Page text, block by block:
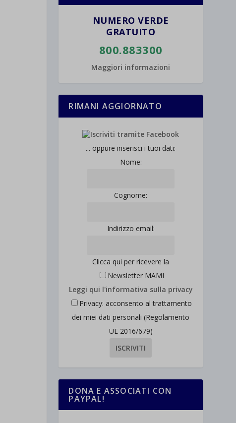
NUMERO VERDE
GRATUITO
800.883300
Maggiori informazioni
RIMANI AGGIORNATO
... oppure inserisci i tuoi dati:
Nome:
Cognome:
Indirizzo email:
Clicca qui per ricevere la
Newsletter MAMI
Leggi qui l'informativa sulla privacy
Privacy: acconsento al trattamento
dei miei dati personali (Regolamento
UE 2016/679)
DONA E ASSOCIATI CON
PAYPAL!